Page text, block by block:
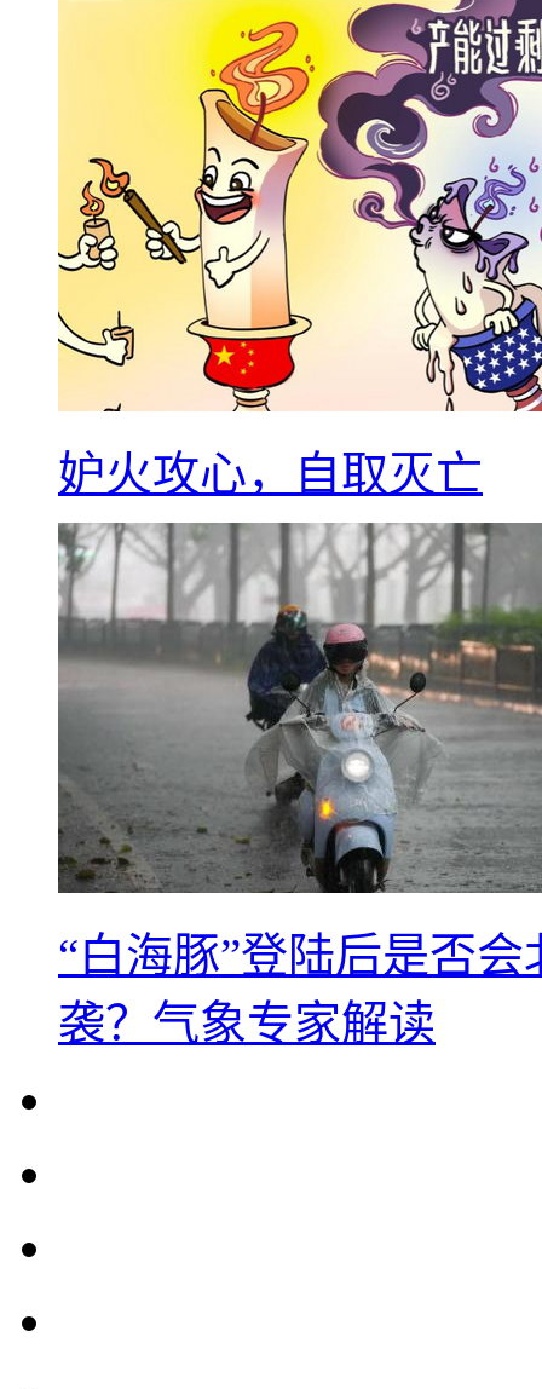
妒火攻心，自取灭亡
“白海豚”登陆后是否
袭？气象专家解读